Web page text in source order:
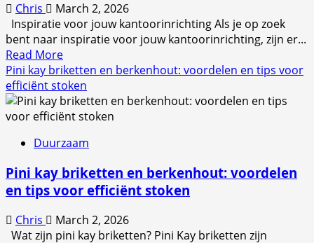
Chris
March 2, 2026
Inspiratie voor jouw kantoorinrichting Als je op zoek
bent naar inspiratie voor jouw kantoorinrichting, zijn er...
Read MoreRead
more
about
Creatieve
kantoorinrichting:
inspiratie
implementatie
Pini kay briketten en berkenhout: voordelen en tips voor
efficiënt stoken
Duurzaam
Pini kay briketten en berkenhout: voordelen
en tips voor efficiënt stoken
Chris
March 2, 2026
Wat zijn pini kay briketten? Pini Kay briketten zijn